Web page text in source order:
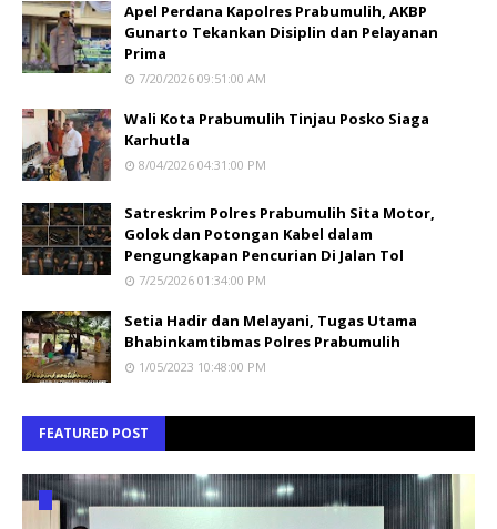
Apel Perdana Kapolres Prabumulih, AKBP
Gunarto Tekankan Disiplin dan Pelayanan
Prima
7/20/2026 09:51:00 AM
Wali Kota Prabumulih Tinjau Posko Siaga
Karhutla
8/04/2026 04:31:00 PM
Satreskrim Polres Prabumulih Sita Motor,
Golok dan Potongan Kabel dalam
Pengungkapan Pencurian Di Jalan Tol
7/25/2026 01:34:00 PM
Setia Hadir dan Melayani, Tugas Utama
Bhabinkamtibmas Polres Prabumulih
1/05/2023 10:48:00 PM
FEATURED POST